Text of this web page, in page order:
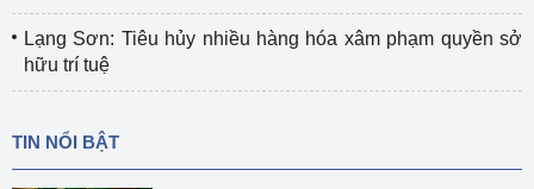
Lạng Sơn: Tiêu hủy nhiều hàng hóa xâm phạm quyền sở
hữu trí tuệ
TIN NỔI BẬT